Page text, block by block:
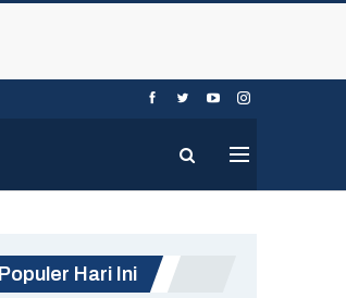
Populer Hari Ini